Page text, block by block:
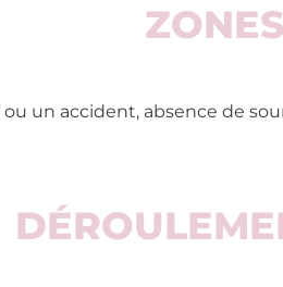
un accident, absence de